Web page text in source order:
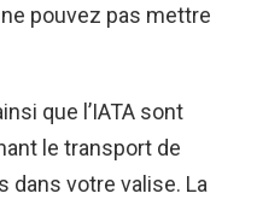
pouvez pas mettre
que l’IATA sont
le transport de
dans votre valise. La